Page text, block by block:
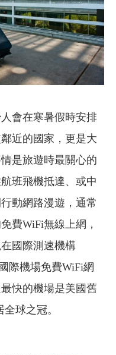
會在寒暑假時安排
近的國家，更是大
是旅遊時最關心的
班飛機抵達、或中
動網路漫遊，通常
費WiFi無線上網，
國際測速機構
際機場免費WiFi網
快的機場是美國舊
球之冠。